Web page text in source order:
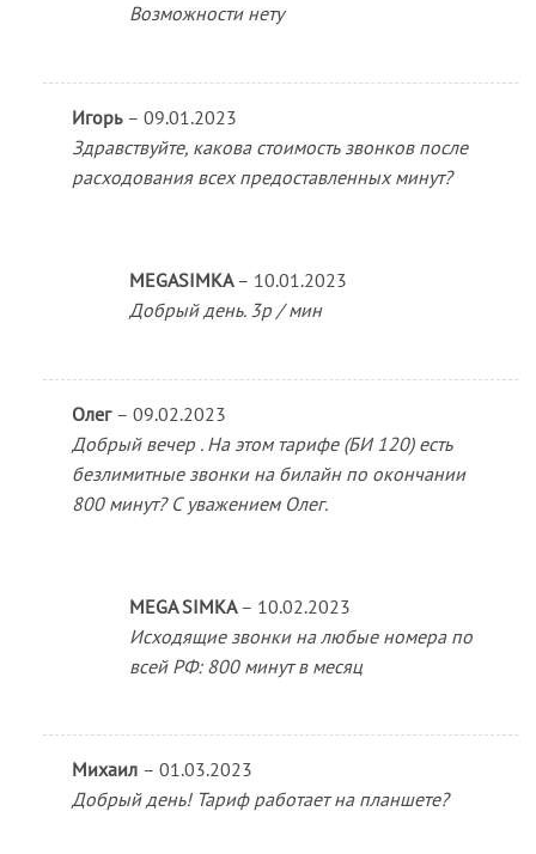
Возможности нету
Игорь – 09.01.2023
Здравствуйте, какова стоимость звонков после
расходования всех предоставленных минут?
MEGASIMKA – 10.01.2023
Добрый день. 3р / мин
Олег – 09.02.2023
Добрый вечер . На этом тарифе (БИ 120) есть
безлимитные звонки на билайн по окончании
800 минут? С уважением Олег.
MEGA SIMKA – 10.02.2023
Исходящие звонки на любые номера по
всей РФ: 800 минут в месяц
Михаил – 01.03.2023
Добрый день! Тариф работает на планшете?